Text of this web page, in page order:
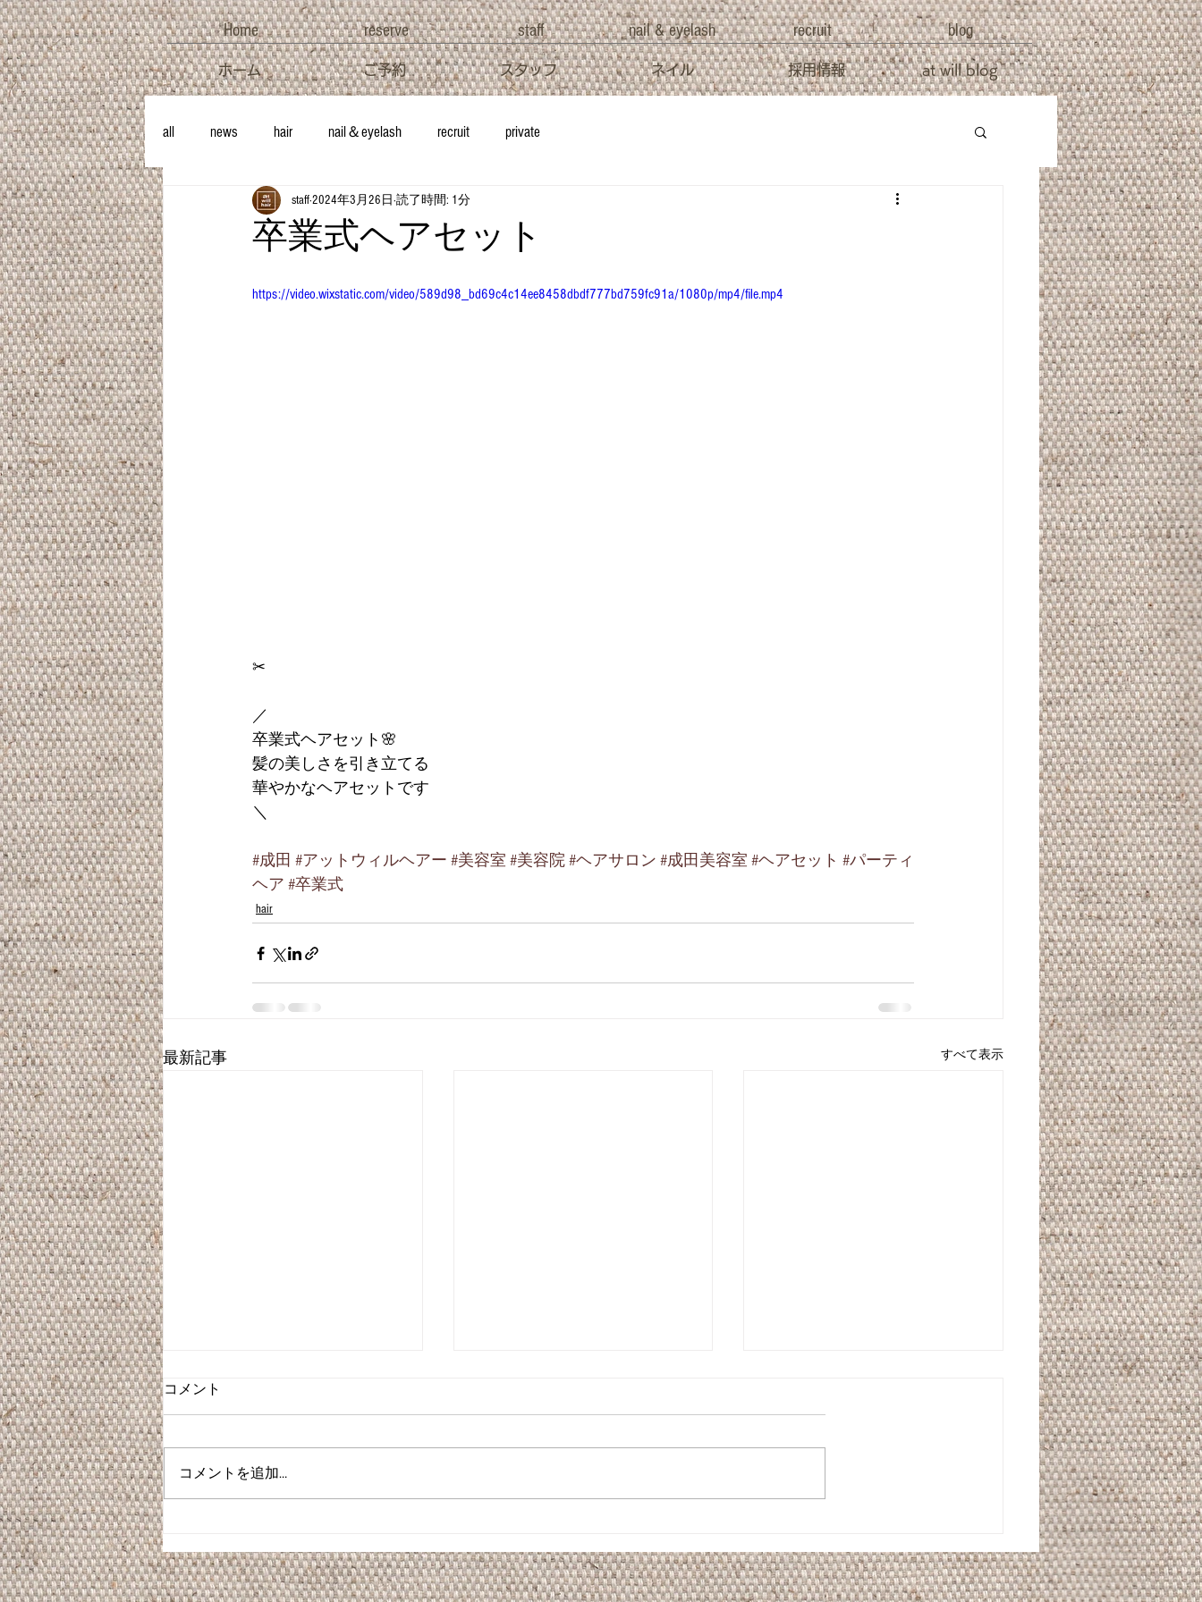
ホーム ご予約 スタッフ ネイル 採用情報 at will blog
Home reserve staff nail & eyelash recruit blog
all news hair nail＆eyelash recruit private
卒業式ヘアセット
staff2024年3月26日 読了時間: 1分
https://video.wixstatic.com/video/589d98_bd69c4c14ee8458dbdf777bd759fc91a/1080p/mp4/file.mp4
✂︎
／
卒業式ヘアセット🌸
髪の美しさを引き立てる
華やかなヘアセットです
＼
#成田 #アットウィルヘアー #美容室 #美容院#ヘアサロン #成田美容室 #ヘアセット #パーティ
ヘア #卒業式
hair
最新記事 すべて表示
卒業式ヘアセット
natural style
コメント
コメントを追加…